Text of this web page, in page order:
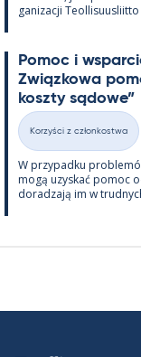
ga­nizacji
Po­moc i
Związ­kowa
koszty są­dowe”
Kategorie
Korzyści z członkostwa
W przy­padku
mogą uzys­kać po­moc
do­radzają im w